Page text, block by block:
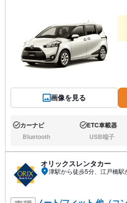
画像を見る
あり:カーナビ あり:ETC車載器
なし:Bluetooth なし:USB端子
オリックスレンタカー
津駅から徒歩5分、江戸橋駅